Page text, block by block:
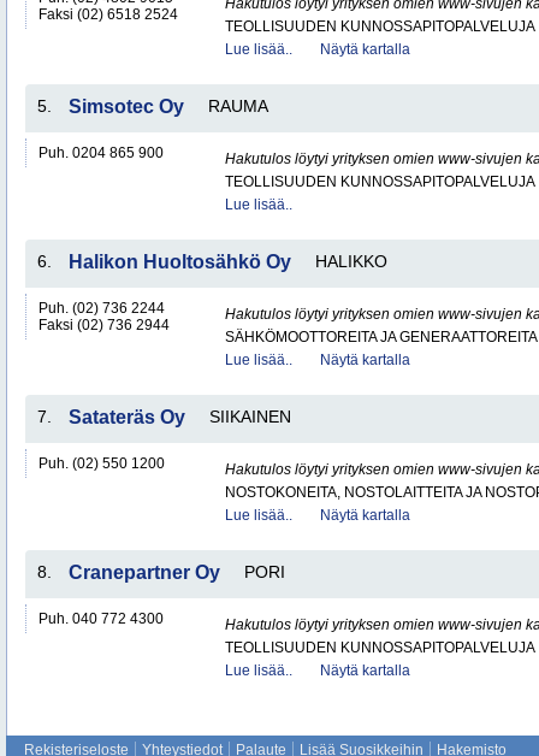
Faksi (02) 6518 2524
Hakutulos löytyi yrityksen omien www-sivujen
TEOLLISUUDEN KUNNOSSAPITOPALVELUJA
Lue lisää..
Näytä kartalla
5. Simsotec Oy RAUMA
Puh. 0204 865 900
Hakutulos löytyi yrityksen omien www-sivujen
TEOLLISUUDEN KUNNOSSAPITOPALVELUJA
Lue lisää..
6. Halikon Huoltosähkö Oy HALIKKO
Puh. (02) 736 2244
Faksi (02) 736 2944
Hakutulos löytyi yrityksen omien www-sivujen
SÄHKÖMOOTTOREITA JA GENERAATTOREITA
Lue lisää..
Näytä kartalla
7. Satateräs Oy SIIKAINEN
Puh. (02) 550 1200
Hakutulos löytyi yrityksen omien www-sivujen
NOSTOKONEITA, NOSTOLAITTEITA JA
Lue lisää..
Näytä kartalla
8. Cranepartner Oy PORI
Puh. 040 772 4300
Hakutulos löytyi yrityksen omien www-sivujen
TEOLLISUUDEN KUNNOSSAPITOPALVELUJA
Lue lisää..
Näytä kartalla
Rekisteriseloste Yhteystiedot Palaute Lisää Suosikkeihin Hakemisto